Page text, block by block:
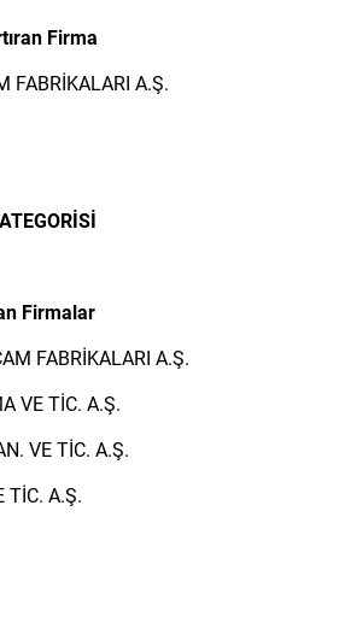
Firma
FABRİKALARI A.Ş.
Firmalar
FABRİKALARI A.Ş.
VE TİC. A.Ş.
VE TİC. A.Ş.
TİC. A.Ş.